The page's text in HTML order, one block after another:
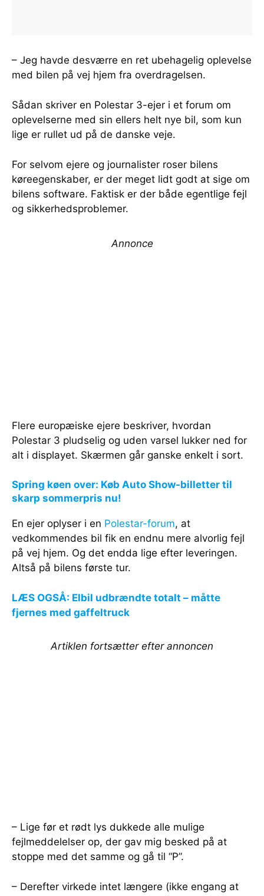
– Jeg havde desværre en ret ubehagelig oplevelse
med bilen på vej hjem fra overdragelsen.
Sådan skriver en Polestar 3-ejer i et forum om
oplevelserne med sin ellers helt nye bil, som kun
lige er rullet ud på de danske veje.
For selvom ejere og journalister roser bilens
køreegenskaber, er der meget lidt godt at sige om
bilens software. Faktisk er der både egentlige fejl
og sikkerhedsproblemer.
Annonce
Flere europæiske ejere beskriver, hvordan
Polestar 3 pludselig og uden varsel lukker ned for
alt i displayet. Skærmen går ganske enkelt i sort.
Spring køen over: Køb Auto Show-billetter til
skarp sommerpris nu!
En ejer oplyser i en Polestar-forum, at
vedkommendes bil fik en endnu mere alvorlig fejl
på vej hjem. Og det endda lige efter leveringen.
Altså på bilens første tur.
LÆS OGSÅ: Elbil udbrændte totalt – måtte
fjernes med gaffeltruck
Artiklen fortsætter efter annoncen
– Lige før et rødt lys dukkede alle mulige
fejlmeddelelser op, der gav mig besked på at
stoppe med det samme og gå til “P”.
– Derefter virkede intet længere (ikke engang at